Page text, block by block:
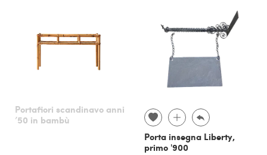
Portafiori scandinavo anni
’50 in bambù
Porta insegna Liberty,
primo '900